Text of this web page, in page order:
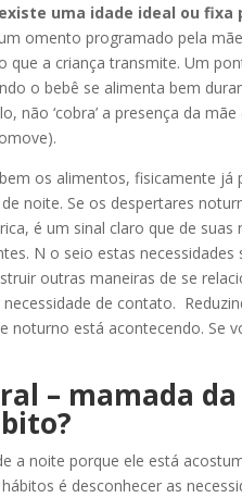
uma idade ideal ou fixa
omento programado pela
que a criança transmite. Um
o bebê se alimenta bem
não ‘cobra’ a presença da
os alimentos, fisicamente já
noite. Se os despertares
é um sinal claro que de suas
N o seio estas
outras maneiras de se
de contato.
noturno está acontecendo. Se
– mamada
a noite porque ele está
é desconhecer as